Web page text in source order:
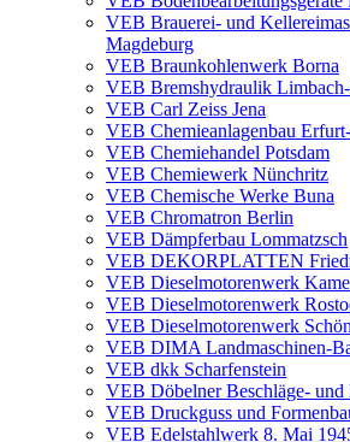
VEB Brauerei- und
Magdeburg
VEB Braunkohlenwerk Borna
VEB Bremshydraulik
VEB Carl Zeiss Jena
VEB Chemieanlagenbau
VEB Chemiehandel Potsdam
VEB Chemiewerk Nünchritz
VEB Chemische Werke Buna
VEB Chromatron Berlin
VEB Dämpferbau Lommatzsch
VEB DEKORPLATTEN
VEB Dieselmotorenwerk
VEB Dieselmotorenwerk
VEB Dieselmotorenwerk
VEB DIMA Landmaschinen-
VEB dkk Scharfenstein
VEB Döbelner Beschläge-
VEB Druckguss und
VEB Edelstahlwerk 8. Mai